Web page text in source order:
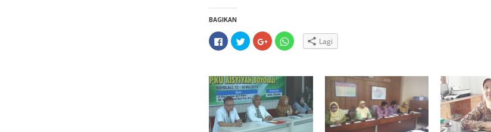
BAGIKAN
Klik
untuk
membagikan
di
jendela
yang
baru)
Klik
untuk
berbagi
di
jendela
yang
baru)
Klik
untuk
berbagi
(Membuka
di
jendela
yang
baru)
Klik
untuk
di
yang
baru)
Lagi